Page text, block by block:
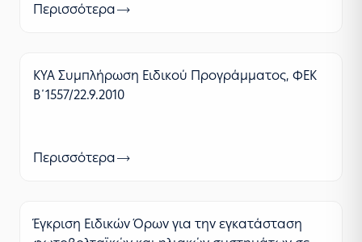
Περισσότερα
ΚΥΑ Συμπλήρωση Ειδικού Προγράμματος, ΦΕΚ
Β΄1557/22.9.2010
Περισσότερα
Έγκριση Ειδικών Όρων για την εγκατάσταση